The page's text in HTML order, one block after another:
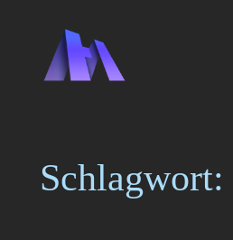
springen
Schlagwort: